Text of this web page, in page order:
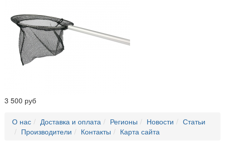
3 500 руб
О нас Доставка и оплата Регионы Новости
Статьи
Производители
Контакты Карта сайта